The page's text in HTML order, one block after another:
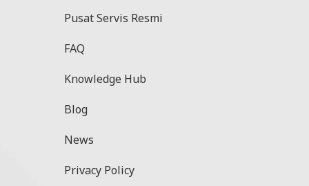
Pusat Servis Resmi
FAQ
Knowledge Hub
Blog
News
Privacy Policy